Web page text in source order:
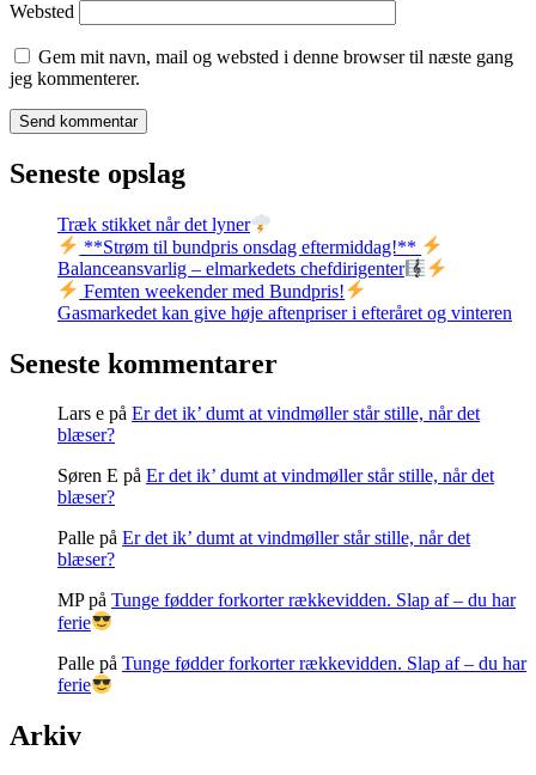
Websted
Gem mit navn, mail og websted i denne browser til næste gang
jeg kommenterer.
Seneste opslag
Træk stikket når det lyner
**Strøm til bundpris onsdag eftermiddag!**
Balanceansvarlig – elmarkedets chefdirigenter
Femten weekender med Bundpris!
Gasmarkedet kan give høje aftenpriser i efteråret og vinteren
Seneste kommentarer
Lars e på Er det ik’ dumt at vindmøller står stille, når det
blæser?
Søren E på Er det ik’ dumt at vindmøller står stille, når det
blæser?
Palle på Er det ik’ dumt at vindmøller står stille, når det
blæser?
MPpå Tunge fødder forkorter rækkevidden. Slap af – du har
ferie
Palle på Tunge fødder forkorter rækkevidden. Slap af – du har
ferie
Arkiv